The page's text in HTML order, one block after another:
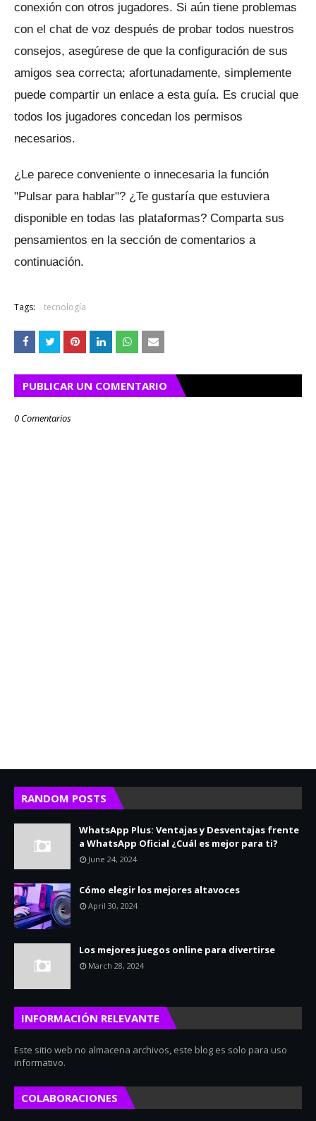
conexión con otros jugadores. Si aún tiene problemas
con el chat de voz después de probar todos nuestros
consejos, asegúrese de que la configuración de sus
amigos sea correcta; afortunadamente, simplemente
puede compartir un enlace a esta guía. Es crucial que
todos los jugadores concedan los permisos
necesarios.
¿Le parece conveniente o innecesaria la función
"Pulsar para hablar"? ¿Te gustaría que estuviera
disponible en todas las plataformas? Comparta sus
pensamientos en la sección de comentarios a
continuación.
Tags: tecnología
PUBLICAR UN COMENTARIO
0 Comentarios
RANDOM POSTS
WhatsApp Plus: Ventajas y Desventajas frente
a WhatsApp Oficial ¿Cuál es mejor para ti?
June 24, 2024
Cómo elegir los mejores altavoces
April 30, 2024
Los mejores juegos online para divertirse
March 28, 2024
INFORMACIÓN RELEVANTE
Este sitio web no almacena archivos, este blog es solo para uso
informativo.
COLABORACIONES